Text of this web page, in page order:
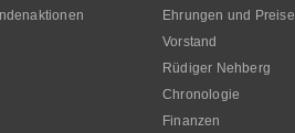
Ehrungen und Preise
Vorstand
Rüdiger Nehberg
Chronologie
Finanzen